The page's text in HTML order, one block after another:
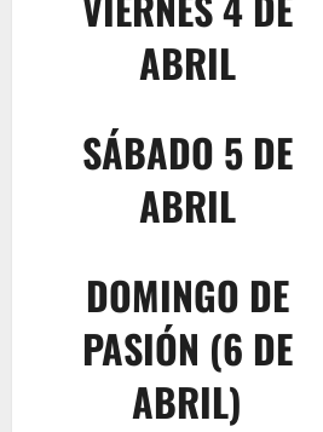
ABRIL
SÁBADO 5 DE
ABRIL
DOMINGO DE
PASIÓN (6 DE
ABRIL)